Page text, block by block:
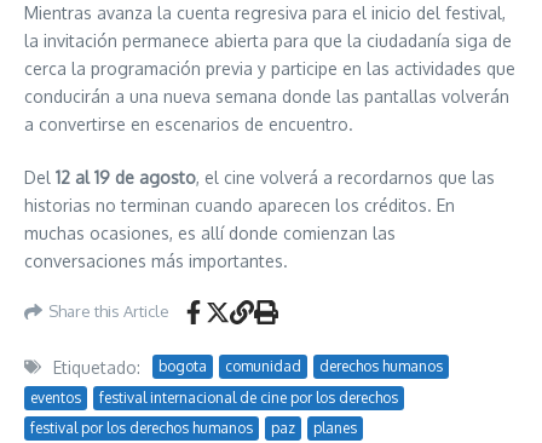
Mientras avanza la cuenta regresiva para el inicio del festival,
la invitación permanece abierta para que la ciudadanía siga de
cerca la programación previa y participe en las actividades que
conducirán a una nueva semana donde las pantallas volverán
a convertirse en escenarios de encuentro.
Del 12 al 19 de agosto, el cine volverá a recordarnos que las
historias no terminan cuando aparecen los créditos. En
muchas ocasiones, es allí donde comienzan las
conversaciones más importantes.
Share this Article
Etiquetado: bogota comunidad
derechos humanos
eventos
festival internacional de cine por los derechos
festival por los derechos humanos
paz planes